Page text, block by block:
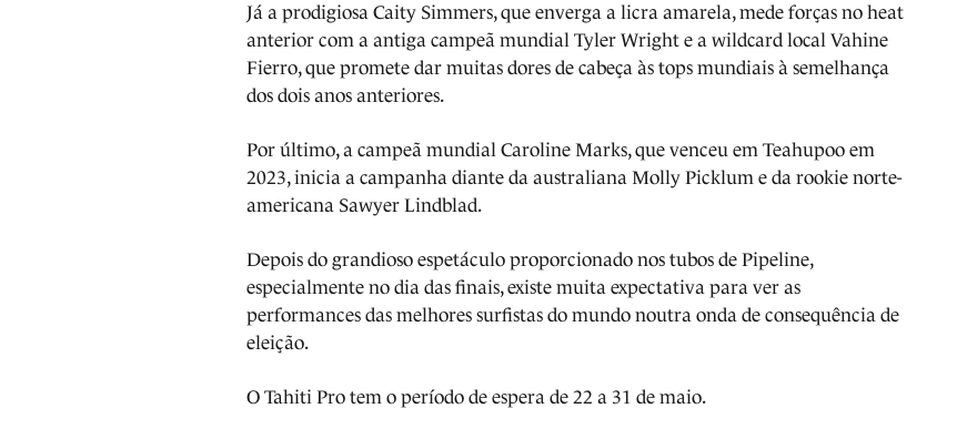
Já a prodigiosa Caity Simmers, que enverga a licra amarela, mede forças no heat
anterior com a antiga campeã mundial Tyler Wright e a wildcard local Vahine
Fierro, que promete dar muitas dores de cabeça às tops mundiais à semelhança
dos dois anos anteriores.
Por último, a campeã mundial Caroline Marks, que venceu em Teahupoo em
2023, inicia a campanha diante da australiana Molly Picklum e da rookie norte-
americana Sawyer Lindblad.
Depois do grandioso espetáculo proporcionado nos tubos de Pipeline,
especialmente no dia das finais, existe muita expectativa para ver as
performances das melhores surfistas do mundo noutra onda de consequência de
eleição.
O Tahiti Pro tem o período de espera de 22 a 31 de maio.